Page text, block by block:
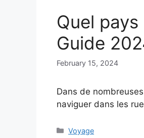
Quel
Guide
February 15, 2024
Dans de
naviguer dans les
Categories
Voyage